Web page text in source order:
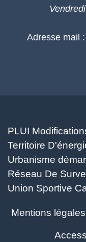
Adresse mail
PLUI
Territoire
Urbanisme
Réseau De
Union Sportive
Mentions légales